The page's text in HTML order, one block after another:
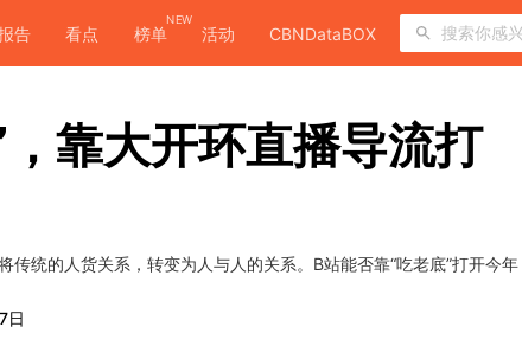
告 看点 榜单
NEW
活动 CBNDataBOX
，靠大开环直播导流打
传统的人货关系，转变为人与人的关系。B站能否靠“吃老底”打开今年
日